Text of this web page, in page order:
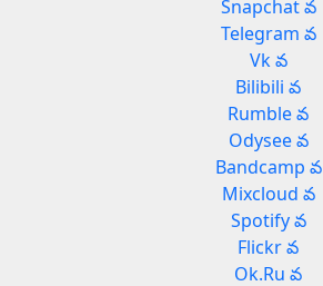
Snapchat వ
Telegram వ
Vk వ
Bilibili వ
Rumble వ
Odysee వ
Bandcamp వ
Mixcloud వ
Spotify వ
Flickr వ
Ok.Ru వ